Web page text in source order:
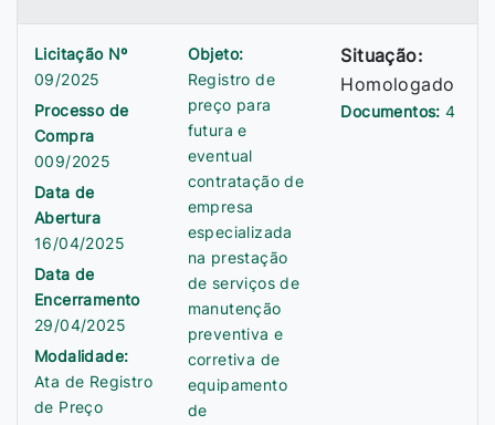
Licitação Nº
09/2025
Processo de
Compra
009/2025
Data de
Abertura
16/04/2025
Data de
Encerramento
29/04/2025
Modalidade:
Ata de Registro
de Preço
Objeto:
Registro de
preço para
futura e
eventual
contratação de
empresa
especializada
na prestação
de serviços de
manutenção
preventiva e
corretiva de
equipamento
de
Situação:
Homologado
Documentos:4